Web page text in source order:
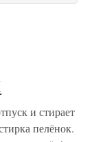
и стирает
пелёнок.